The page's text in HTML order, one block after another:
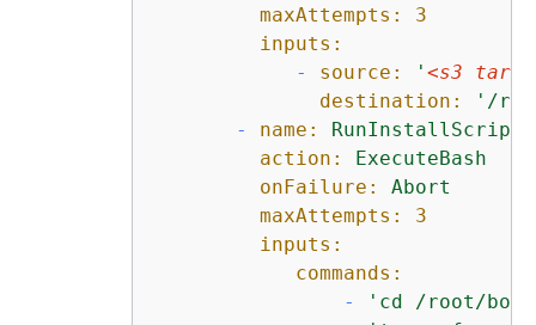
maxAttempts:
3
inputs:
-
source: ' <s3
destination:
'/
-
name:
RunInstallScript
action:
ExecuteBash
onFailure:
Abort
maxAttempts:
3
inputs:
commands:
-
'cd /root/